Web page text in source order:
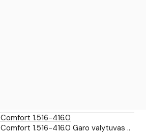
Comfort 1.516-416.0
Comfort 1.516-416.0 Garo valytuvas ..